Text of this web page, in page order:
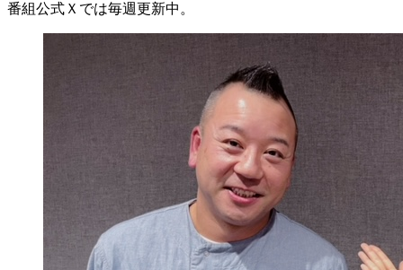
番組公式Ｘでは毎週更新中。